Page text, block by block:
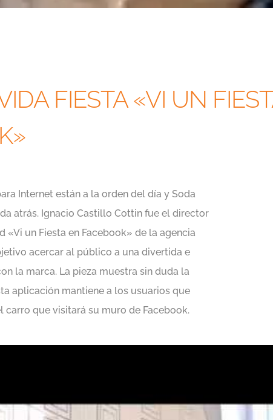
FIESTA «VI UN
Internet están a la orden del día y Soda
atrás. Ignacio Castillo Cottin fue el director
«Vi un Fiesta en Facebook» de la agencia
acercar al público a una divertida e
la marca. La pieza muestra sin duda la
aplicación mantiene a los usuarios que
carro que visitará su muro de Facebook.